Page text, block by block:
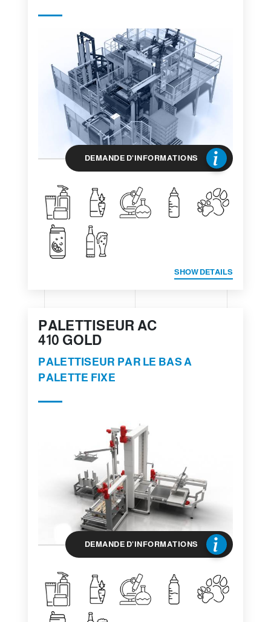
DEMANDE D'INFORMATIONS
SHOW DETAILS
PALETTISEUR AC
410 GOLD
PALETTISEUR PAR LE BAS A
PALETTE FIXE
DEMANDE D'INFORMATIONS